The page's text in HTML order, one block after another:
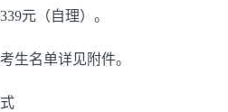
339元 （自理）。
生名单详见附件。